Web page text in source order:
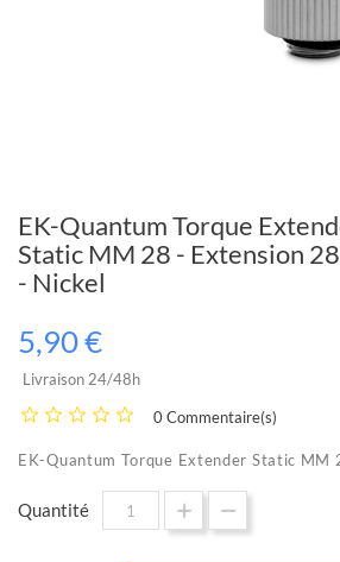
EK-Quantum Torque
Static MM 28 - Extension
- Nickel
5,90 €
Livraison 24/48h
0 Commentaire(s)
EK-Quantum Torque Extender Static MM
Quantité